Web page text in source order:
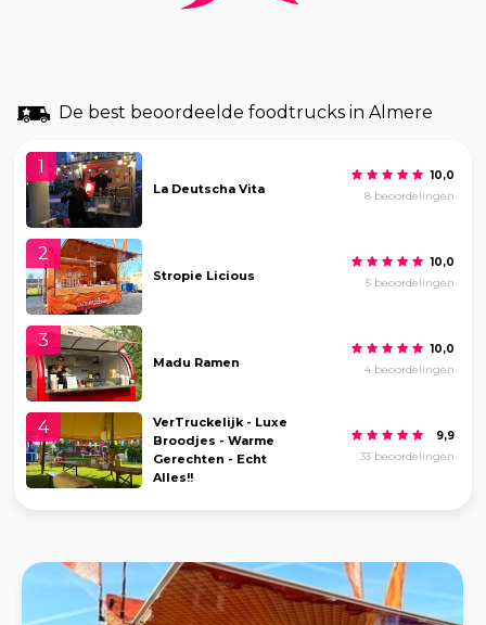
De best beoordeelde foodtrucks in Almere
1
La Deutscha Vita
10,0
8 beoordelingen
2
Stropie Licious
10,0
5 beoordelingen
3
Madu Ramen
10,0
4 beoordelingen
4
VerTruckelijk - Luxe
Broodjes - Warme
Gerechten - Echt
Alles!!
9,9
33 beoordelingen